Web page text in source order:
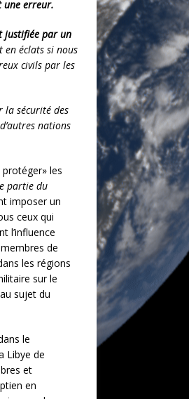
une erreur.
justifiée par un
éclats si nous
civils par les
la sécurité des
nations
les
partie du
imposer un
ceux qui
l’influence
de
les régions
sur le
sujet du
le
Libye de
et
en